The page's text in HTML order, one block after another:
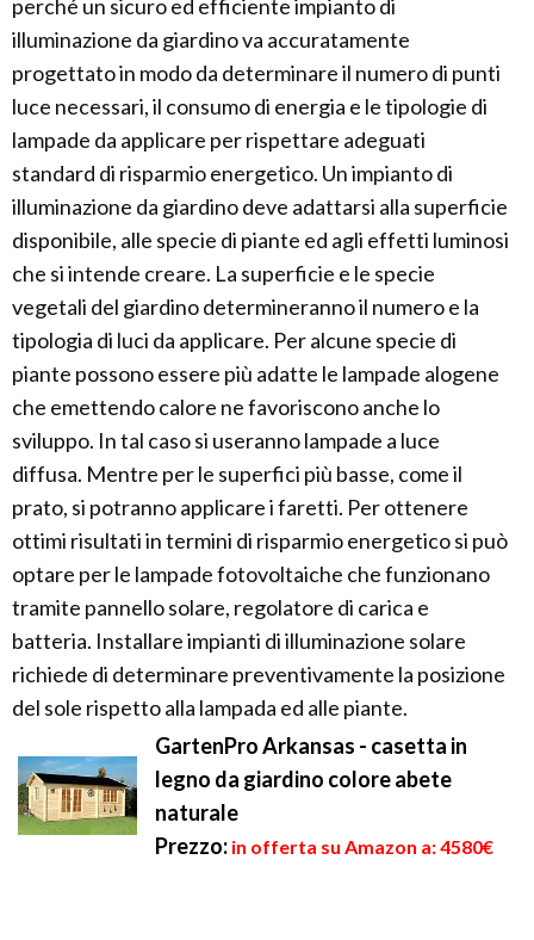
perché un sicuro ed efficiente impianto di
illuminazione da giardino va accuratamente
progettato in modo da determinare il numero di punti
luce necessari, il consumo di energia e le tipologie di
lampade da applicare per rispettare adeguati
standard di risparmio energetico. Un impianto di
illuminazione da giardino deve adattarsi alla superficie
disponibile, alle specie di piante ed agli effetti luminosi
che si intende creare. La superficie e le specie
vegetali del giardino determineranno il numero e la
tipologia di luci da applicare. Per alcune specie di
piante possono essere più adatte le lampade alogene
che emettendo calore ne favoriscono anche lo
sviluppo. In tal caso si useranno lampade a luce
diffusa. Mentre per le superfici più basse, come il
prato, si potranno applicare i faretti. Per ottenere
ottimi risultati in termini di risparmio energetico si può
optare per le lampade fotovoltaiche che funzionano
tramite pannello solare, regolatore di carica e
batteria. Installare impianti di illuminazione solare
richiede di determinare preventivamente la posizione
del sole rispetto alla lampada ed alle piante.
GartenPro Arkansas - casetta in
legno da giardino colore abete
naturale
Prezzo: in offerta su Amazon a: 4580€